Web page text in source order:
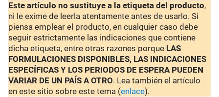
Este artículo no sustituye a la etiqueta del producto,
ni le exime de leerla atentamente antes de usarlo. Si
piensa emplear el producto, en cualquier caso debe
seguir estrictamente las indicaciones que contiene
dicha etiqueta, entre otras razones porque LAS
FORMULACIONES DISPONIBLES, LAS INDICACIONES
ESPECÍFICAS Y LOS PERIODOS DE ESPERA PUEDEN
VARIAR DE UN PAÍS A OTRO. Lea también el artículo
en este sitio sobre este tema (enlace).